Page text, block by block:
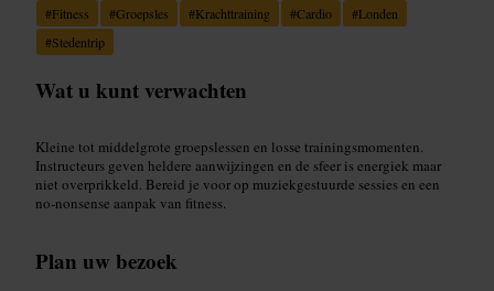
#Fitness #Groepsles #Krachttraining #Cardio #Londen
#Stedentrip
Wat u kunt verwachten
Kleine tot middelgrote groepslessen en losse trainingsmomenten.
Instructeurs geven heldere aanwijzingen en de sfeer is energiek maar
niet overprikkeld. Bereid je voor op muziekgestuurde sessies en een
no-nonsense aanpak van fitness.
Plan uw bezoek